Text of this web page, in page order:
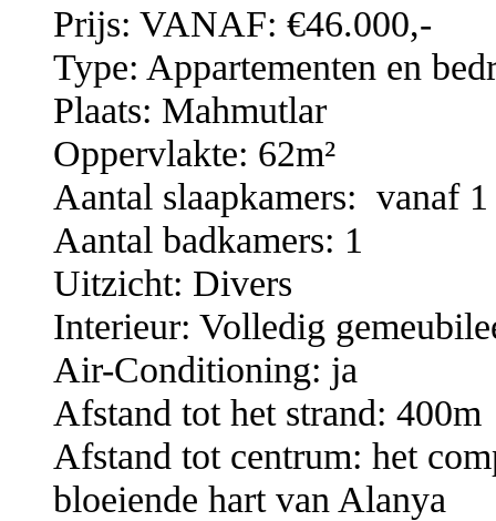
Prijs: VANAF: €46.000,-
Type: Appartementen en
Plaats: Mahmutlar
Oppervlakte: 62m²
Aantal slaapkamers: vanaf 1
Aantal badkamers: 1
Uitzicht: Divers
Interieur: Volledig
Air-Conditioning: ja
Afstand tot het strand: 400m
Afstand tot centrum: het
bloeiende hart van Alanya